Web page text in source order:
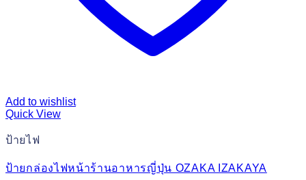
Add to wishlist
Quick View
ป้ายไฟ
ป้ายกล่องไฟหน้าร้านอาหารญี่ปุ่น OZAKA IZAKAYA